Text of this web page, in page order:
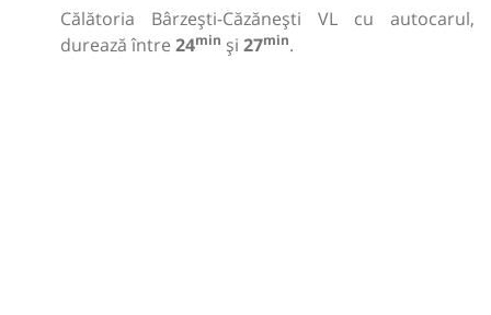
Călătoria Bârzeşti-Căzănești VL cu autocarul,
durează între 24min și 27min.